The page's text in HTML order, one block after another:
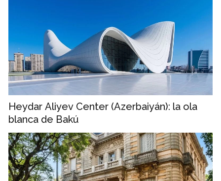
Heydar Aliyev Center (Azerbaiyán): la ola
blanca de Bakú